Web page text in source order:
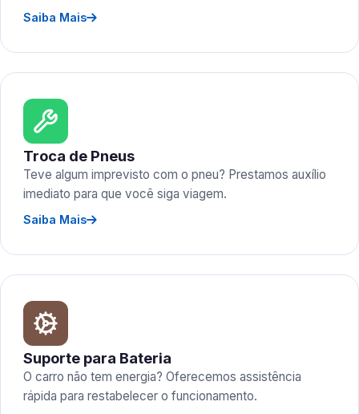
Saiba Mais
Troca de Pneus
Teve algum imprevisto com o pneu? Prestamos auxílio
imediato para que você siga viagem.
Saiba Mais
Suporte para Bateria
O carro não tem energia? Oferecemos assistência
rápida para restabelecer o funcionamento.